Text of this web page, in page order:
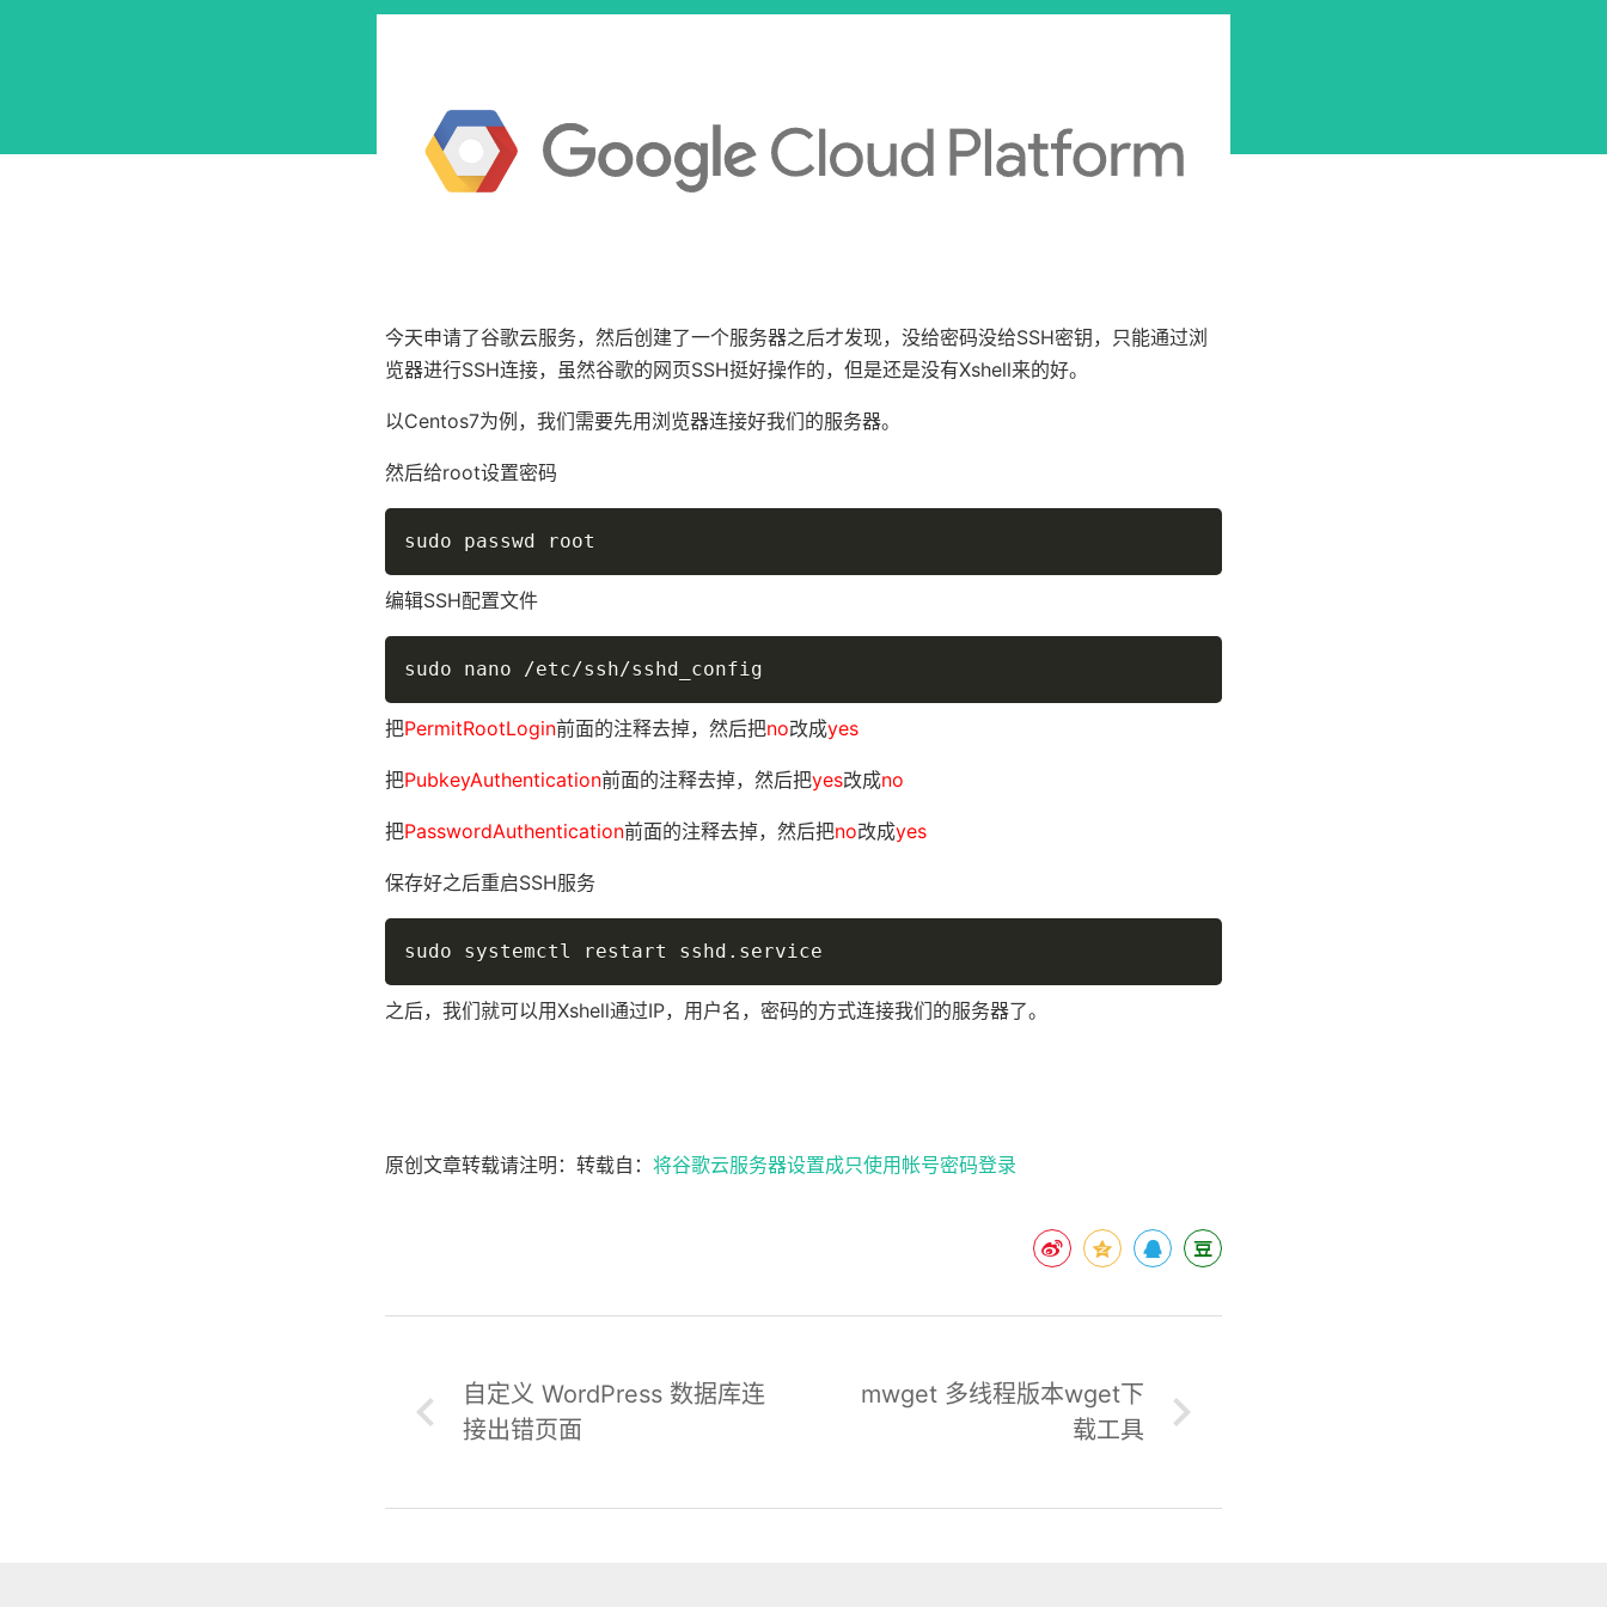
今天申请了谷歌云服务，然后创建了一个服务器之后才发现，没给密码没给SSH密钥，只能通过浏
览器进行SSH连接，虽然谷歌的网页SSH挺好操作的，但是还是没有Xshell来的好。
以Centos7为例，我们需要先用浏览器连接好我们的服务器。
然后给root设置密码
sudo passwd root
编辑SSH配置文件
sudo nano /etc/ssh/sshd_config
把PermitRootLogin前面的注释去掉，然后把no改成yes
把PubkeyAuthentication前面的注释去掉，然后把yes改成no
把PasswordAuthentication前面的注释去掉，然后把no改成yes
保存好之后重启SSH服务
sudo systemctl restart sshd.service
之后，我们就可以用Xshell通过IP，用户名，密码的方式连接我们的服务器了。
原创文章转载请注明：转载自： 将谷歌云服务器设置成只使用帐号密码登录
自定义 WordPress 数据库连
接出错页面
mwget 多线程版本wget下
载工具